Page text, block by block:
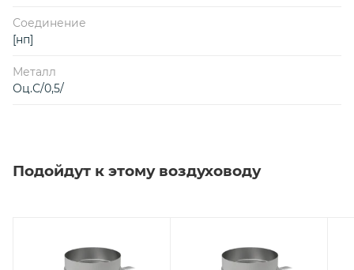
Соединение
[нп]
Металл
Оц.С/0,5/
Подойдут к этому воздуховоду